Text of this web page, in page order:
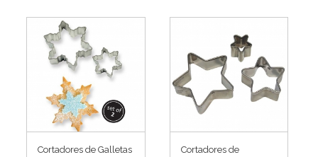
Cortadores de Galletas
Cortadores de